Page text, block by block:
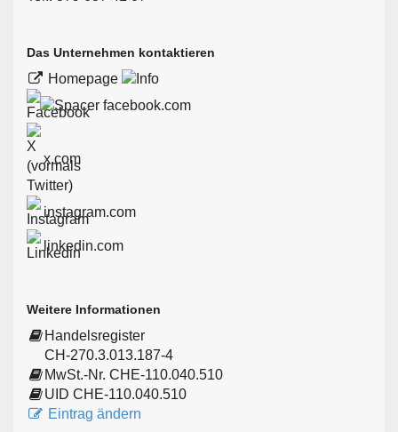
Das Unternehmen kontaktieren
Homepage
facebook.com
x.com
instagram.com
linkedin.com
Weitere Informationen
Handelsregister
CH-270.3.013.187-4
MwSt.-Nr. CHE-110.040.510
UID CHE-110.040.510
Eintrag ändern